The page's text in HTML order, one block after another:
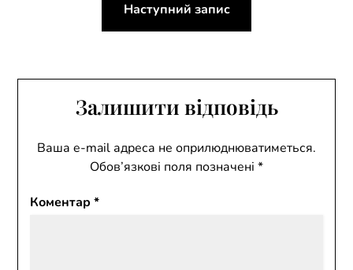
Наступний запис
Залишити відповідь
Ваша e-mail адреса не оприлюднюватиметься.
Обов’язкові поля позначені *
Коментар*